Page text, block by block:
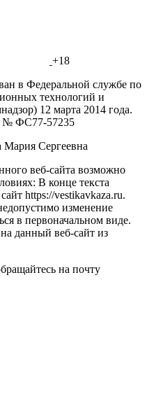
+18
в Федеральной службе по
технологий и
12 марта 2014 года.
№ ФС77-57235
Мария Сергеевна
веб-сайта возможно
В конце текста
https://vestikavkaza.ru.
изменение
в первоначальном виде.
данный веб-сайт из
на почту